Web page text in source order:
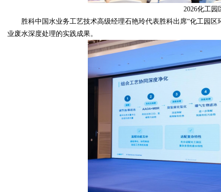
2026化工园
胜科中国水业务工艺技术高级经理石艳玲代表胜科出席“化工园区
业废水深度处理的实践成果。